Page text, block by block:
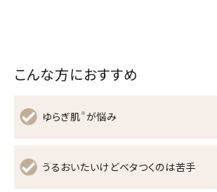
こんな方におすすめ
ゆらぎ肌 ※ が悩み
うるおいたいけどベタつくのは苦手